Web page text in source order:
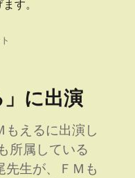
す。
」に出演
えるに出演し
属している
先生が、ＦＭも